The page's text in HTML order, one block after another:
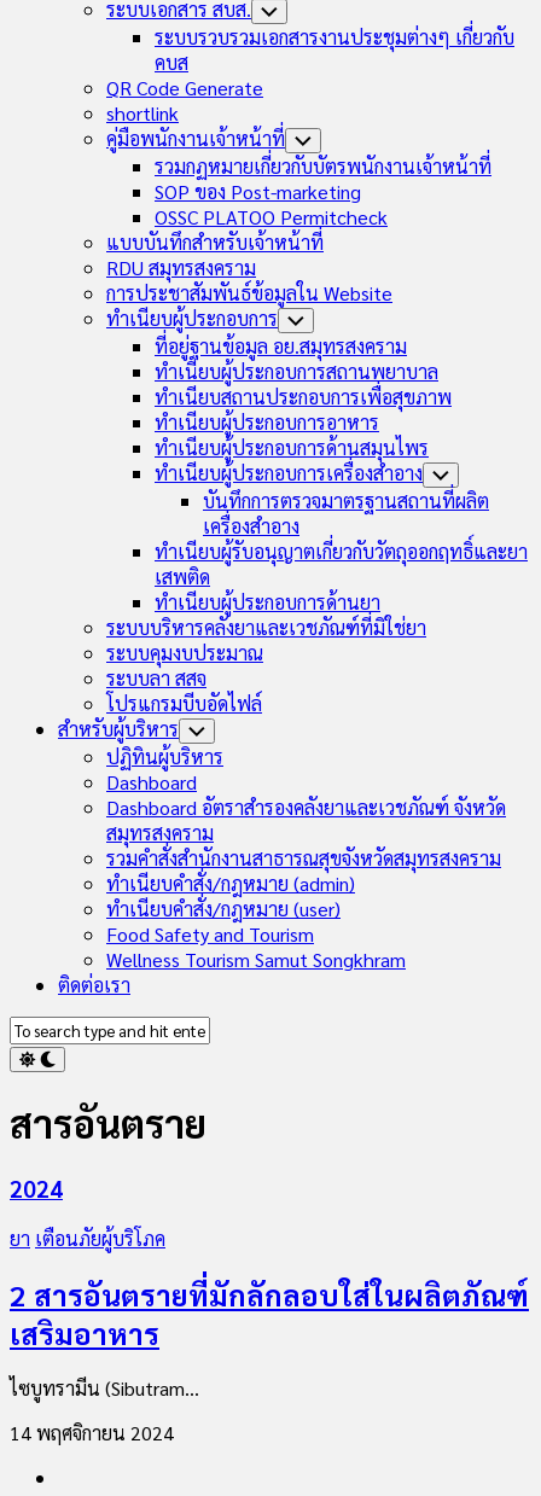
ระบบเอกสาร สบส. Toggle
Child
Menu
ระบบรวบรวมเอกสารงานประชุมต่างๆ เกี่ยวกับ
คบส
QR Code Generate
shortlink
คู่มือพนักงานเจ้าหน้าที่ Toggle
Child
Menu
รวมกฏหมายเกี่ยวกับบัตรพนักงานเจ้าหน้าที่
SOP ของ Post-marketing
OSSC PLATOO Permitcheck
แบบบันทึกสำหรับเจ้าหน้าที่
RDU สมุทรสงคราม
การประชาสัมพันธ์ข้อมูลใน Website
ทำเนียบผู้ประกอบการ Toggle
Child
Menu
ที่อยู่ฐานข้อมูล อย.สมุทรสงคราม
ทำเนียบผู้ประกอบการสถานพยาบาล
ทำเนียบสถานประกอบการเพื่อสุขภาพ
ทำเนียบผู้ประกอบการอาหาร
ทำเนียบผู้ประกอบการด้านสมุนไพร
ทำเนียบผู้ประกอบการเครื่องสำอาง Toggle
Child
Menu
บันทึกการตรวจมาตรฐานสถานที่ผลิต
เครื่องสำอาง
ทำเนียบผู้รับอนุญาตเกี่ยวกับวัตถุออกฤทธิ์และยา
เสพติด
ทำเนียบผู้ประกอบการด้านยา
ระบบบริหารคลังยาและเวชภัณฑ์ที่มิใช่ยา
ระบบคุมงบประมาณ
ระบบลา สสจ
โปรแกรมบีบอัดไฟล์
สำหรับผู้บริหาร Toggle
Child
Menu
ปฏิทินผู้บริหาร
Dashboard
Dashboard อัตราสำรองคลังยาและเวชภัณฑ์ จังหวัด
สมุทรสงคราม
รวมคำสั่งสำนักงานสาธารณสุขจังหวัดสมุทรสงคราม
ทำเนียบคำสั่ง/กฎหมาย (admin)
ทำเนียบคำสั่ง/กฎหมาย (user)
Food Safety and Tourism
Wellness Tourism Samut Songkhram
ติดต่อเรา
สารอันตราย
2024
ยา เตือนภัยผู้บริโภค
2 สารอันตรายที่มักลักลอบใส่ในผลิตภัณฑ์
เสริมอาหาร
ไซบูทรามีน (Sibutram...
14 พฤศจิกายน 2024